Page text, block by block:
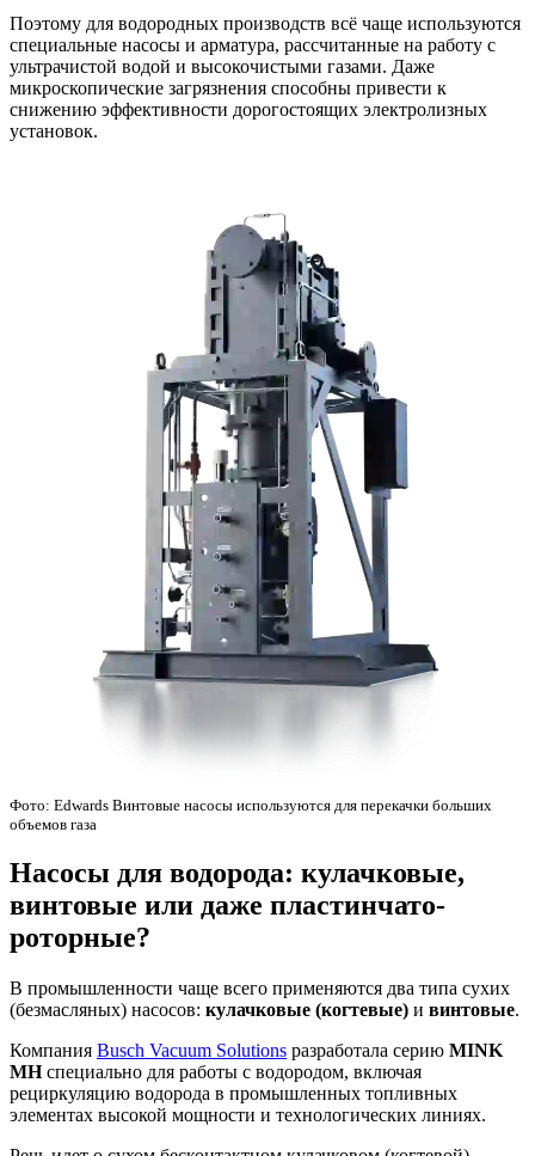
Поэтому для водородных производств всё чаще используются
специальные насосы и арматура, рассчитанные на работу с
ультрачистой водой и высокочистыми газами. Даже
микроскопические загрязнения способны привести к
снижению эффективности дорогостоящих электролизных
установок.
Фото: Edwards Винтовые насосы используются для перекачки больших
объемов газа
Насосы для водорода: кулачковые,
винтовые или даже пластинчато-
роторные?
В промышленности чаще всего применяются два типа сухих
(безмасляных) насосов: кулачковые (когтевые) и винтовые.
Компания Busch Vacuum Solutions разработала серию MINK
MHспециально для работы с водородом, включая
рециркуляцию водорода в промышленных топливных
элементах высокой мощности и технологических линиях.